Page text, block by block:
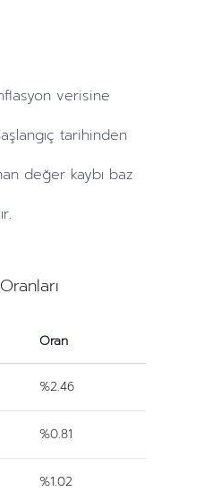
verisine
tarihinden
değer kaybı baz
Oran
%2.46
%0.81
%1.02